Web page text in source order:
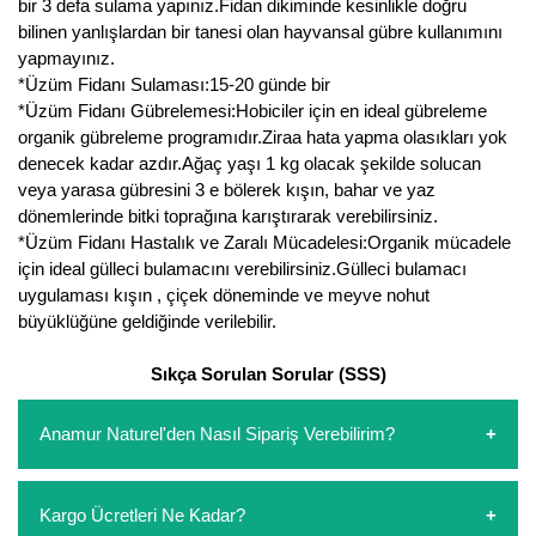
bir 3 defa sulama yapınız.Fidan dikiminde kesinlikle doğru
bilinen yanlışlardan bir tanesi olan hayvansal gübre kullanımını
yapmayınız.
*Üzüm Fidanı Sulaması:15-20 günde bir
*Üzüm Fidanı Gübrelemesi:Hobiciler için en ideal gübreleme
organik gübreleme programıdır.Ziraa hata yapma olasıkları yok
denecek kadar azdır.Ağaç yaşı 1 kg olacak şekilde solucan
veya yarasa gübresini 3 e bölerek kışın, bahar ve yaz
dönemlerinde bitki toprağına karıştırarak verebilirsiniz.
*Üzüm Fidanı Hastalık ve Zaralı Mücadelesi:Organik mücadele
için ideal gülleci bulamacını verebilirsiniz.Gülleci bulamacı
uygulaması kışın , çiçek döneminde ve meyve nohut
büyüklüğüne geldiğinde verilebilir.
Sıkça Sorulan Sorular (SSS)
Anamur Naturel'den Nasıl Sipariş Verebilirim?
oluşturarak,iletişim numaralarımızdan bizi arayarak veya
Kargo Ücretleri Ne Kadar?